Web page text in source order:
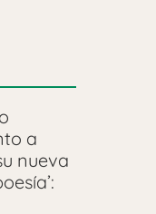
a
nueva